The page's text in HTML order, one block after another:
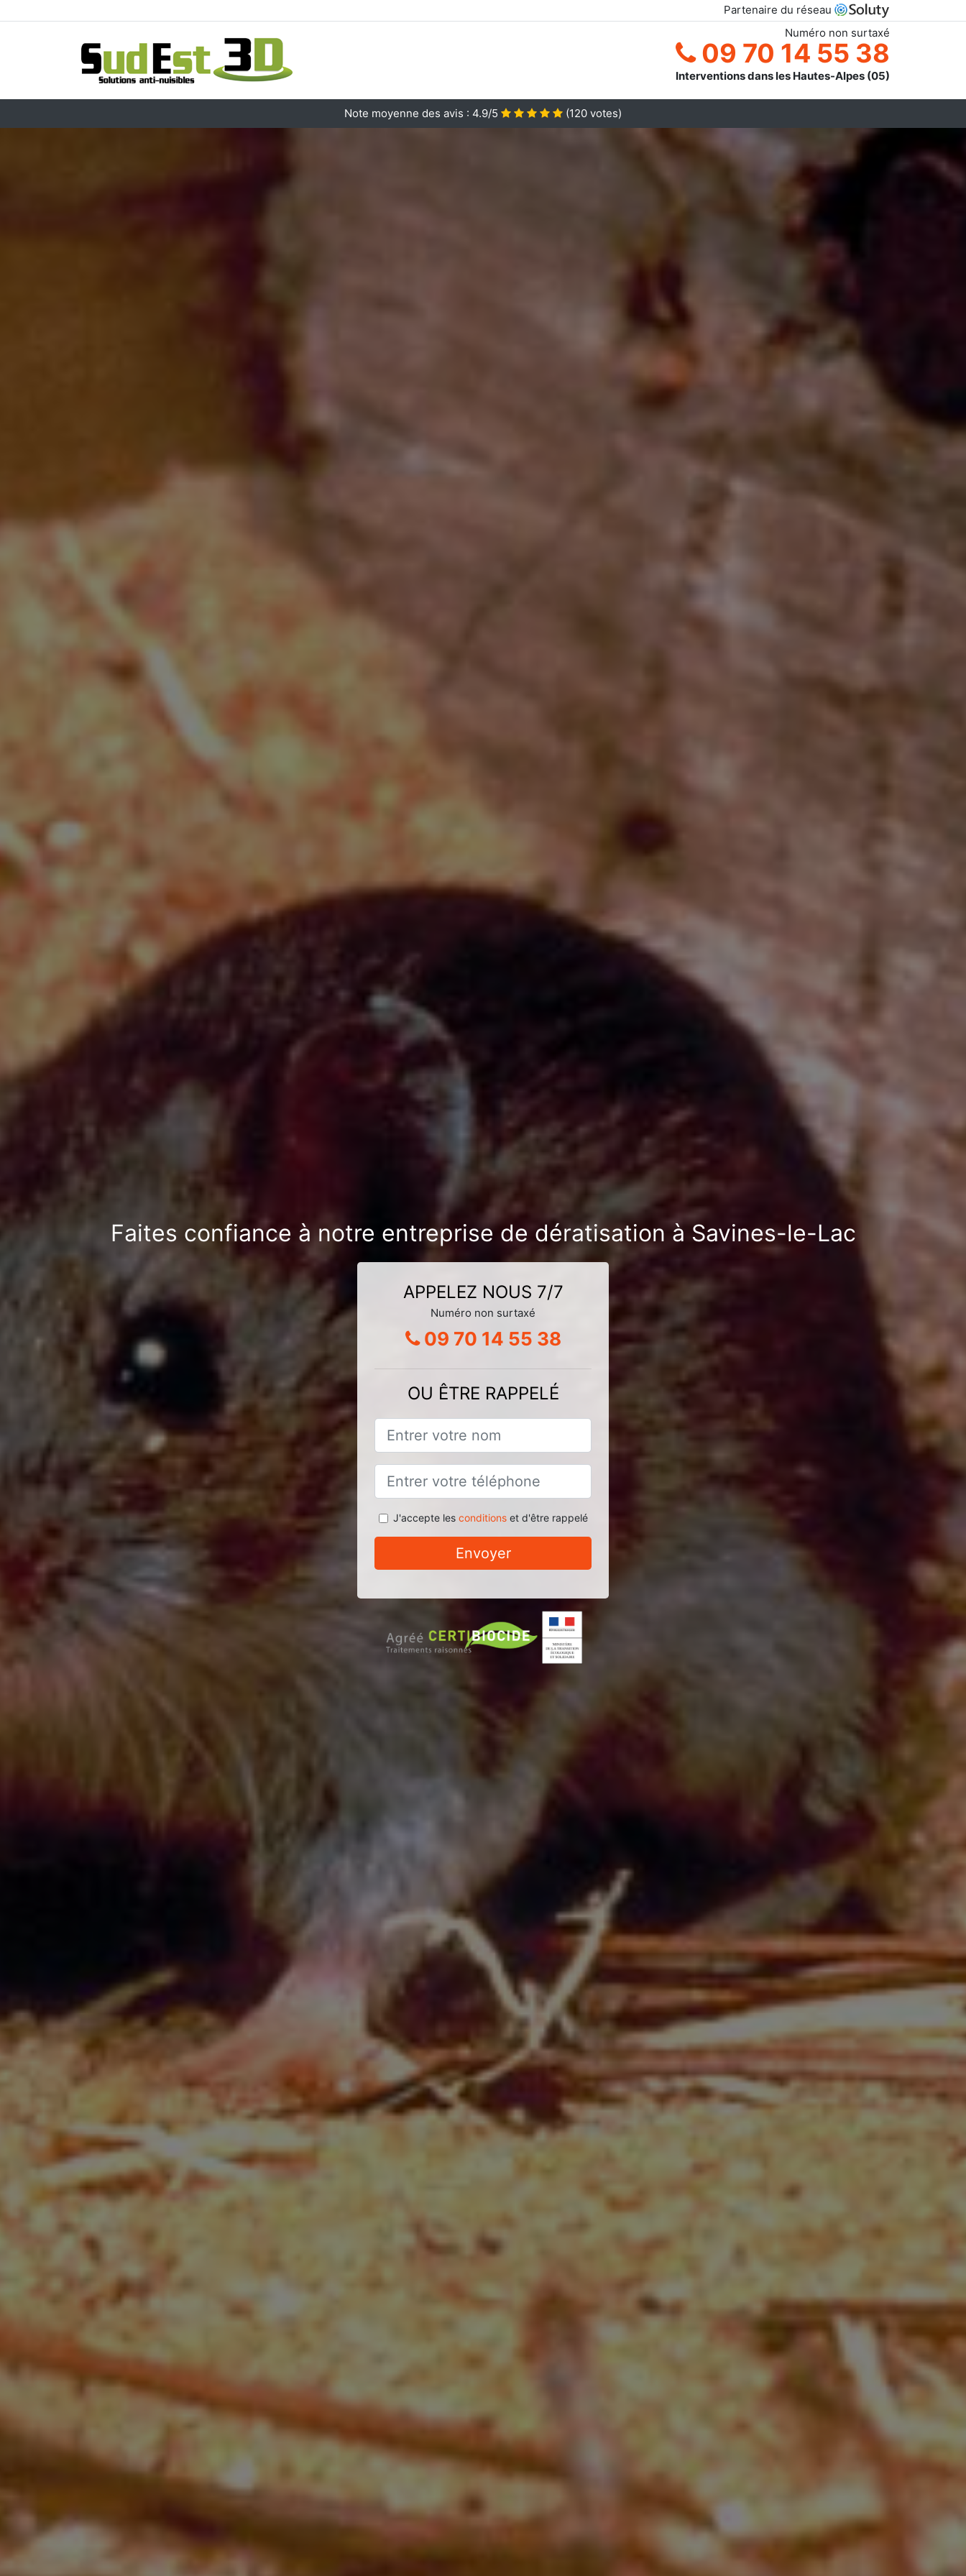
Partenaire du réseau
Numéro non surtaxé
09 70 14 55 38
Interventions dans les Hautes-Alpes (05)
Note moyenne des avis : 4.9/5 (120 votes)
Faites confiance à notre entreprise de dératisation à Savines-le-Lac
APPELEZ NOUS 7/7
Numéro non surtaxé
09 70 14 55 38
OU ÊTRE RAPPELÉ
J'accepte les conditionset d'être rappelé
Envoyer